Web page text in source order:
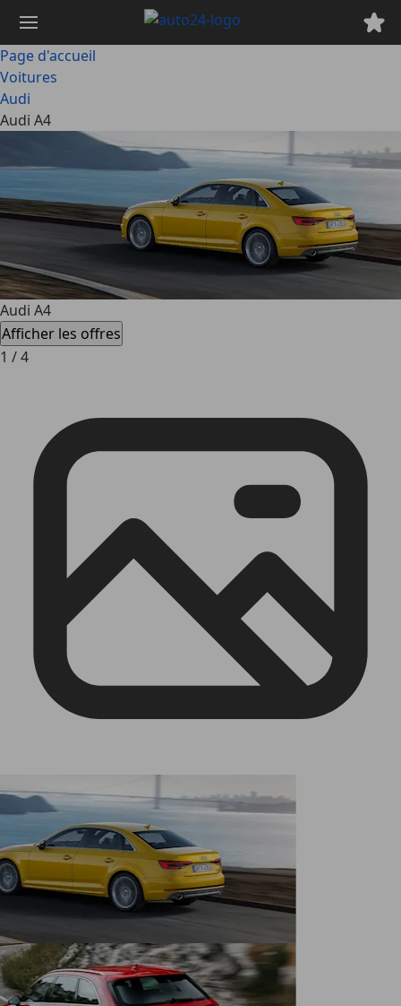
contenu
principal
Page d'accueil
Voitures
Audi
Audi A4
Audi A4
Afficher les offres
1 /4